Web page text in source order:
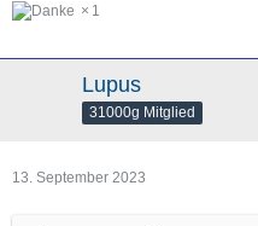
1
Lupus
31000g Mitglied
13. September 2023